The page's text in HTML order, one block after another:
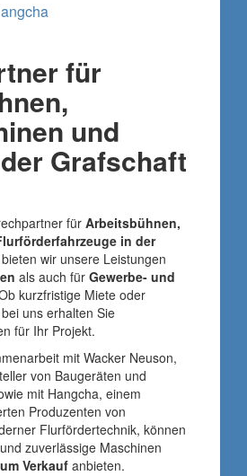
für
und
Grafschaft
für Arbeitsbühnen,
in der
bieten wir unsere Leistungen
als auch für Gewerbe- und
kurzfristige Miete oder
uns erhalten Sie
für Ihr Projekt.
mit Wacker Neuson,
von Baugeräten und
mit Hangcha, einem
Produzenten von
Flurfördertechnik, können
zuverlässige Maschinen
Verkauf anbieten.